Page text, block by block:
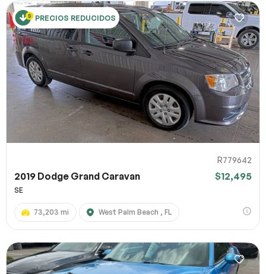
PRECIOS REDUCIDOS
R779642
2019 Dodge Grand Caravan $12,495
SE
73,203 mi West Palm Beach , FL